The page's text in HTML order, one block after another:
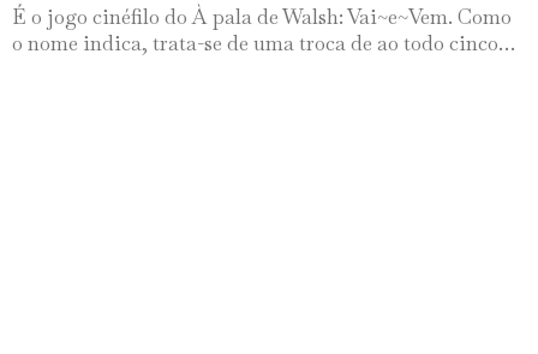
É o jogo cinéfilo do À pala de Walsh: Vai~e~Vem. Como
o nome indica, trata-se de uma troca de ao todo cinco…